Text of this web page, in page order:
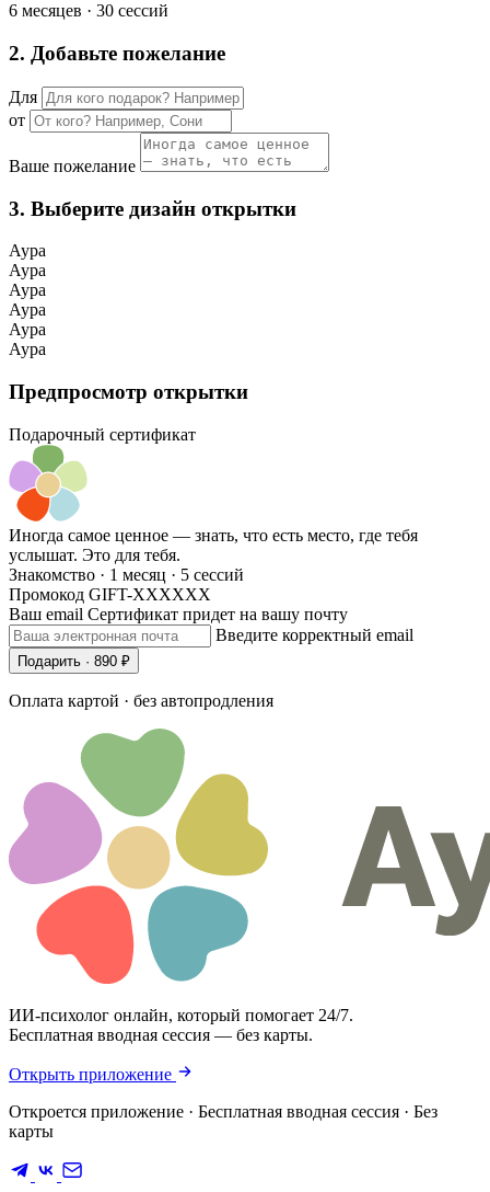
6 месяцев · 30 сессий
2. Добавьте пожелание
Для
от
Ваше пожелание
3. Выберите дизайн открытки
Аура
Аура
Аура
Аура
Аура
Аура
Предпросмотр открытки
Подарочный сертификат
Иногда самое ценное — знать, что есть место, где тебя
услышат. Это для тебя.
Знакомство · 1 месяц · 5 сессий
Промокод GIFT-XXXXXX
Ваш email Сертификат придет на вашу почту
Введите корректный email
Подарить · 890 ₽
Оплата картой · без автопродления
ИИ-психолог онлайн, который помогает 24/7.
Бесплатная вводная сессия — без карты.
Открыть приложение
Откроется приложение · Бесплатная вводная сессия · Без
карты